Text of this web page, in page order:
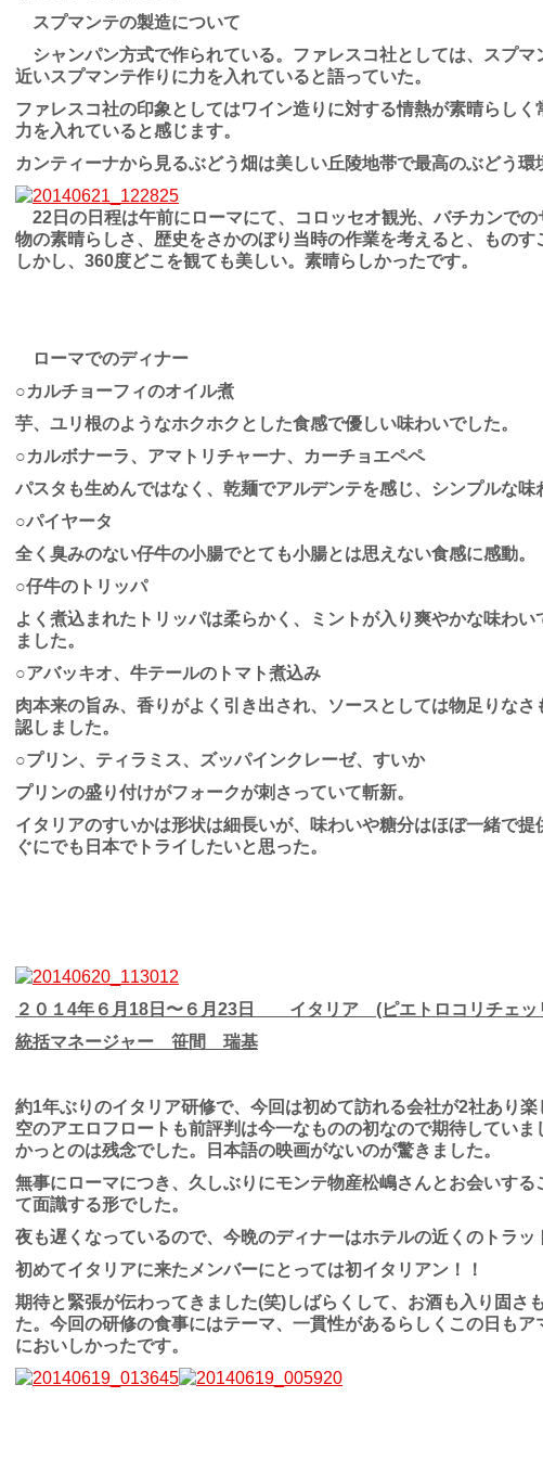
スプマンテの製造について
シャンパン方式で作られている。ファレスコ社としては、スプマ
近いスプマンテ作りに力を入れていると語っていた。
ファレスコ社の印象としてはワイン造りに対する情熱が素晴らし
力を入れていると感じます。
カンティーナから見るぶどう畑は美しい丘陵地帯で最高のぶどう環
22日の日程は午前にローマにて、コロッセオ観光、バチカンで
物の素晴らしさ、歴史をさかのぼり当時の作業を考えると、ものす
しかし、360度どこを観ても美しい。素晴らしかったです。
ローマでのディナー
○カルチョーフィのオイル煮
芋、ユリ根のようなホクホクとした食感で優しい味わいでした。
○カルボナーラ、アマトリチャーナ、カーチョエペペ
パスタも生めんではなく、乾麺でアルデンテを感じ、シンプルな味
○パイヤータ
全く臭みのない仔牛の小腸でとても小腸とは思えない食感に感動。
○仔牛のトリッパ
よく煮込まれたトリッパは柔らかく、ミントが入り爽やかな味わ
ました。
○アバッキオ、牛テールのトマト煮込み
肉本来の旨み、香りがよく引き出され、ソースとしては物足りな
認しました。
○プリン、ティラミス、ズッパインクレーゼ、すいか
プリンの盛り付けがフォークが刺さっていて斬新。
イタリアのすいかは形状は細長いが、味わいや糖分はほぼ一緒で
ぐにでも日本でトライしたいと思った。
２０１4年６月18日〜６月23日 イタリア (ピエトロコリチェッ
統括マネージャー 笹間 瑞基
約1年ぶりのイタリア研修で、今回は初めて訪れる会社が2社あり
空のアエロフロートも前評判は今一なものの初なので期待してい
かっとのは残念でした。日本語の映画がないのが驚きました。
無事にローマにつき、久しぶりにモンテ物産松嶋さんとお会いす
て面識する形でした。
夜も遅くなっているので、今晩のディナーはホテルの近くのトラッ
初めてイタリアに来たメンバーにとっては初イタリアン！！
期待と緊張が伝わってきました(笑)しばらくして、お酒も入り固さ
た。今回の研修の食事にはテーマ、一貫性があるらしくこの日も
においしかったです。